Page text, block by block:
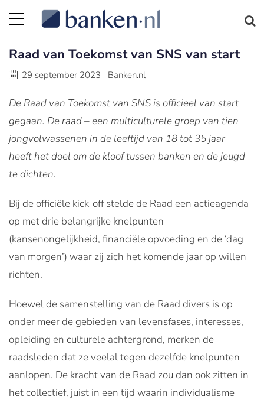
Raad van Toekomst van SNS van start
29 september 2023 Banken.nl
De Raad van Toekomst van SNS is officieel van start
gegaan. De raad – een multiculturele groep van tien
jongvolwassenen in de leeftijd van 18 tot 35 jaar –
heeft het doel om de kloof tussen banken en de jeugd
te dichten.
Bij de officiële kick-off stelde de Raad een actieagenda
op met drie belangrijke knelpunten
(kansenongelijkheid, financiële opvoeding en de ‘dag
van morgen’) waar zij zich het komende jaar op willen
richten.
Hoewel de samenstelling van de Raad divers is op
onder meer de gebieden van levensfases, interesses,
opleiding en culturele achtergrond, merken de
raadsleden dat ze veelal tegen dezelfde knelpunten
aanlopen. De kracht van de Raad zou dan ook zitten in
het collectief, juist in een tijd waarin individualisme